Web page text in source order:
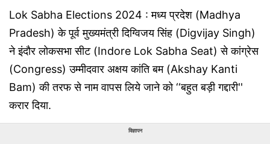
Lok Sabha Elections 2024 : मध्य प्रदेश (Madhya
Pradesh) के पूर्व मुख्यमंत्री दिग्विजय सिंह (Digvijay Singh)
ने इंदौर लोकसभा सीट (Indore Lok Sabha Seat) से कांग्रेस
(Congress) उम्मीदवार अक्षय कांति बम (Akshay Kanti
Bam) की तरफ से नाम वापस लिये जाने को ‘‘बहुत बड़ी गद्दारी''
करार दिया.
विज्ञापन